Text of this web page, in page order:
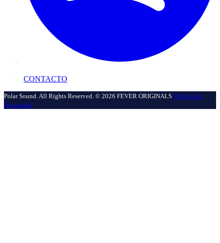
CONTACTO
Polar Sound. All Rights Reserved. © 2026 FEVER ORIGINALS Política de
Privacidad